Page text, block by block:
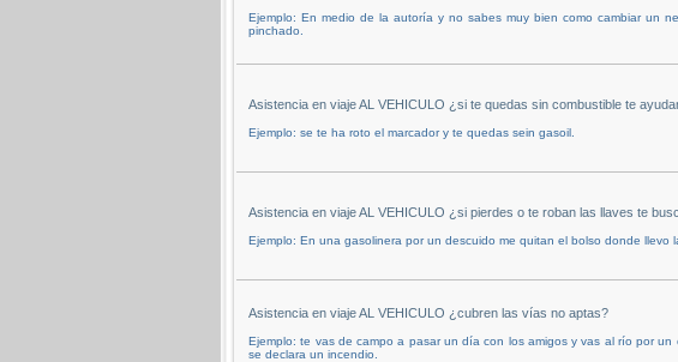
Ejemplo: En medio de la autoría y no sabes muy bien como cambiar un
pinchado.
Asistencia en viaje AL VEHICULO ¿si te quedas sin combustible te
Ejemplo: se te ha roto el marcador y te quedas sein gasoil.
Asistencia en viaje AL VEHICULO ¿si pierdes o te roban las llaves te
Ejemplo: En una gasolinera por un descuido me quitan el bolso donde llevo
Asistencia en viaje AL VEHICULO ¿cubren las vías no aptas?
Ejemplo: te vas de campo a pasar un día con los amigos y vas al río por un
se declara un incendio.